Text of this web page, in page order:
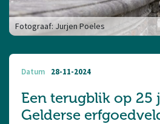
Fotograaf: Jurjen Poeles
Datum 28-11-2024
Een terugblik op 25
Gelderse